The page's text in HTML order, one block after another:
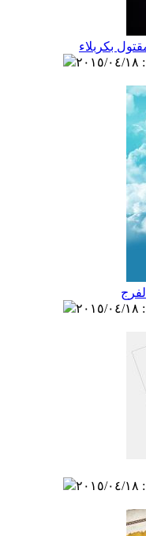
: ٢٠١٥/٠٤/١٨
: ٢٠١٥/٠٤/١٨
: ٢٠١٥/٠٤/١٨